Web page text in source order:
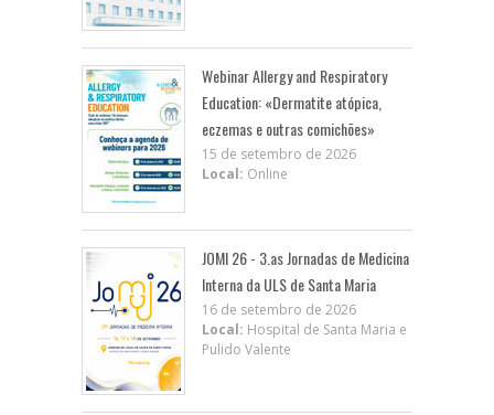
Webinar Allergy and Respiratory
Education: «Dermatite atópica,
eczemas e outras comichões»
15 de setembro de 2026
Local: Online
JOMI 26 - 3.as Jornadas de Medicina
Interna da ULS de Santa Maria
16 de setembro de 2026
Local: Hospital de Santa Maria e
Pulido Valente